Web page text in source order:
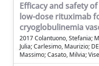
Efficacy and safety
low-dose rituximab
cryoglobulinemia
2017 Colantuono, Stefania;
Julia; Carlesimo, Maurizio;
Massimo; Casato, Milvia;